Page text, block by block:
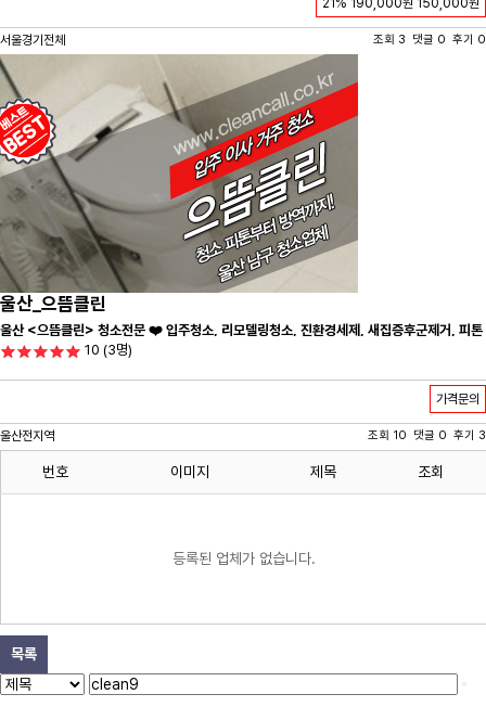
21% 190,000원 150,000원
서울경기전체 조회 3 댓글 0 후기 0
울산_으뜸클린
울산 <으뜸클린> 청소전문 ❤️ 입주청소, 리모델링청소, 진환경세제, 새집증후군제거, 피톤
치드시공 전문 청소 업체 ❤️
10 (3명)
가격문의
울산전지역 조회 10 댓글 0 후기 3
번호 이미지 제목 조회
등록된 업체가 없습니다.
목록